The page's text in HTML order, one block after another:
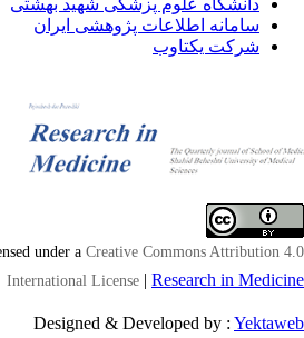
سامانه اطلاعات پژوهشی ایران
شرکت یکتاوب
under aCreative Commons Attribution
International License|Research in
Designed & Developed by :